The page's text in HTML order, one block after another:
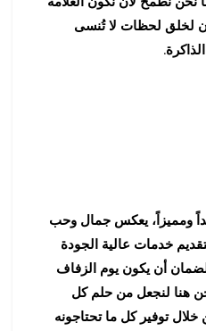
لخلق لحظات لا تُنسى
ومميزاً، يعكس جمال وحب
خدمات عالية الجودة
لضمان أن يكون يوم الزفاف
هنا لنجعل من حلم كل
توفير كل ما تحتاجونه